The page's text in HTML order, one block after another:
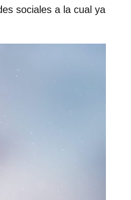
sociales a la cual ya